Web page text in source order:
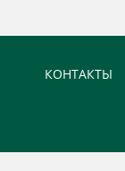
КОНТАКТЫ